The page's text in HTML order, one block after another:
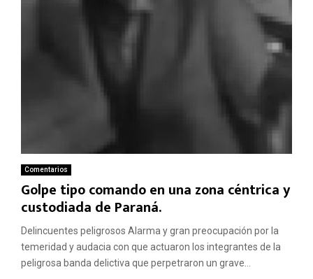
Comentarios
Golpe tipo comando en una zona céntrica y
custodiada de Paraná.
Delincuentes peligrosos Alarma y gran preocupación por la
temeridad y audacia con que actuaron los integrantes de la
peligrosa banda delictiva que perpetraron un grave...